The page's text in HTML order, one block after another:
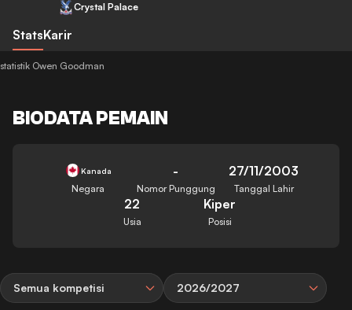
Crystal Palace
StatsKarir
statistik Owen Goodman
BIODATA PEMAIN
Kanada
Negara
-
Nomor Punggung
27/11/2003
Tanggal Lahir
22
Usia
Kiper
Posisi
Semua kompetisi 2026/2027